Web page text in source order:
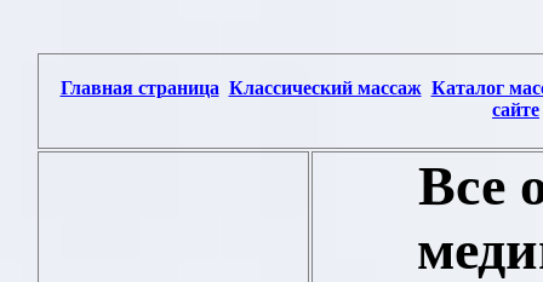
Главная страница Классический массаж Каталог
сайте
Все